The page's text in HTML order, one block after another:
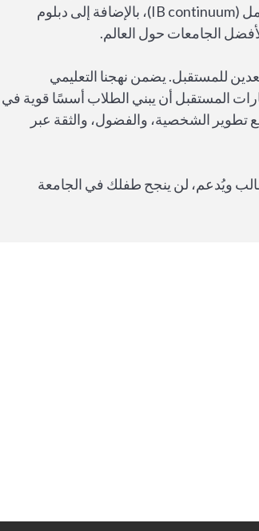
عامًا، يستفيد الطلاب من منهج البكالوريا الدولية المتكامل (IB continuum)، بالإضافة إلى دبلوم
للمستقبل. يضمن نهجنا التعليمي
المستقبل أن يبني الطلاب أسسًا قوية في
تطوير الشخصية، والفضول، والثقة عبر
ويُدعم، لن ينجح طفلك في الجامعة